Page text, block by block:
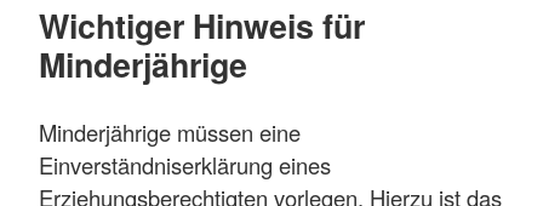
Wichtiger Hinweis für
Minderjährige
Minderjährige müssen eine
Einverständniserklärung eines
Erziehungsberechtigten vorlegen. Hierzu ist das